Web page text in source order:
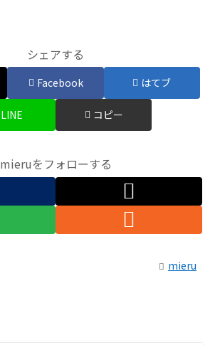
シェアする
Facebook はてブ
LINE コピー
mieruをフォローする
mieru